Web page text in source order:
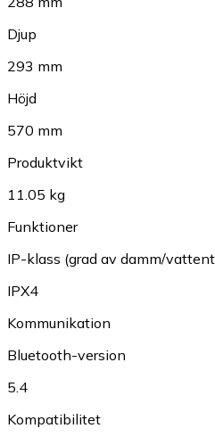
Djup
293 mm
Höjd
570 mm
Produktvikt
11.05 kg
Funktioner
IP-klass (grad av damm/
IPX4
Kommunikation
Bluetooth-version
5.4
Kompatibilitet